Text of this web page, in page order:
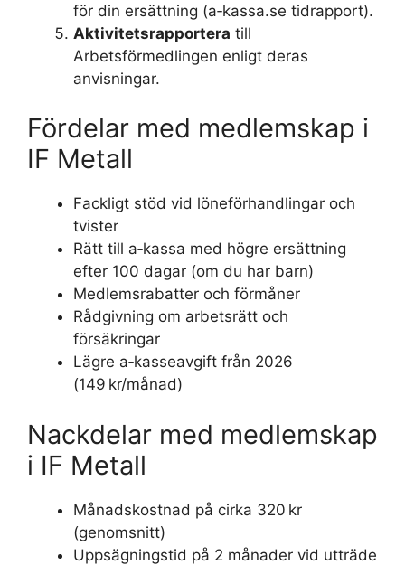
för din ersättning (a‑kassa.se tidrapport).
Aktivitetsrapportera till
Arbetsförmedlingen enligt deras
anvisningar.
Fördelar med medlemskap i
IF Metall
Fackligt stöd vid löneförhandlingar och
tvister
Rätt till a‑kassa med högre ersättning
efter 100 dagar (om du har barn)
Medlemsrabatter och förmåner
Rådgivning om arbetsrätt och
försäkringar
Lägre a‑kasseavgift från 2026
(149 kr/månad)
Nackdelar med medlemskap
i IF Metall
Månadskostnad på cirka 320 kr
(genomsnitt)
Uppsägningstid på 2 månader vid utträde